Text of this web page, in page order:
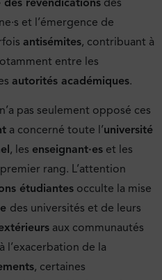
et l’émergence de
antisémites, contribuant à
entre les
autorités académiques.
n’a pas seulement opposé ces
a concerné toute l’université
, les enseignant·es et les
rang. L’attention
étudiantes occulte la mise
des universités et de leurs
aux communautés
l’exacerbation de la
, certaines